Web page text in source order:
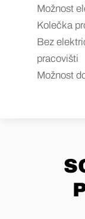
Možnost
Kolečka
Bez
pracovišti
Možnost